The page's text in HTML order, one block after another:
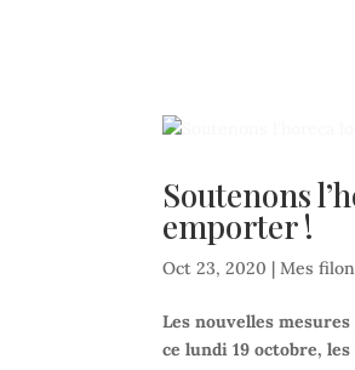
Soutenons
emporter !
Oct 23, 2020 |Mes
Les nouvelles
ce lundi 19 octobre,